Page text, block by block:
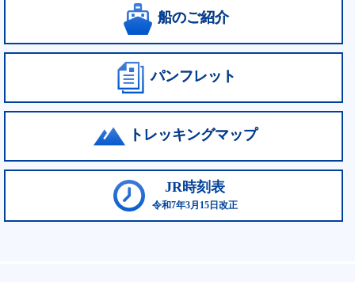
船のご紹介
パンフレット
トレッキングマップ
JR時刻表
令和7年3月15日改正